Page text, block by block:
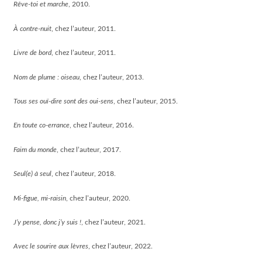
Rêve-toi et marche , 2010.
À contre-nuit , chez l’auteur, 2011.
Livre de bord , chez l’auteur, 2011.
Nom de plume : oiseau , chez l’auteur, 2013.
Tous ses ouï-dire sont des oui-sens , chez l’auteur, 2015.
En toute co-errance , chez l’auteur, 2016.
Faim du monde , chez l’auteur, 2017.
Seul(e) à seul , chez l’auteur, 2018.
Mi-figue, mi-raisin , chez l’auteur, 2020.
J’y pense, donc j’y suis ! , chez l’auteur, 2021.
Avec le sourire aux lèvres, chez l’auteur, 2022.